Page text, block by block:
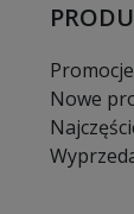
Promocje
Nowe